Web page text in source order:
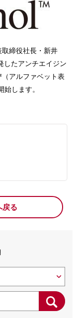
締役社長・新井
したアンチエイジン
アルファベット表
します。
戻る